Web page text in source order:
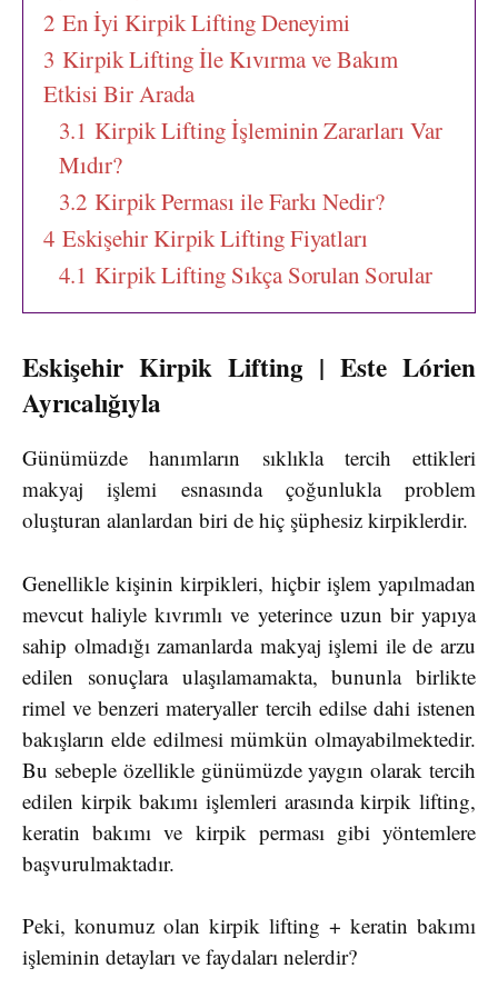
2 En İyi Kirpik Lifting Deneyimi
3 Kirpik Lifting İle Kıvırma ve Bakım
Etkisi Bir Arada
3.1 Kirpik Lifting İşleminin Zararları Var
Mıdır?
3.2 Kirpik Perması ile Farkı Nedir?
4 Eskişehir Kirpik Lifting Fiyatları
4.1 Kirpik Lifting Sıkça Sorulan Sorular
Eskişehir Kirpik Lifting | Este Lórien
Ayrıcalığıyla
Günümüzde hanımların sıklıkla tercih ettikleri
makyaj işlemi esnasında çoğunlukla problem
oluşturan alanlardan biri de hiç şüphesiz kirpiklerdir.
Genellikle kişinin kirpikleri, hiçbir işlem yapılmadan
mevcut haliyle kıvrımlı ve yeterince uzun bir yapıya
sahip olmadığı zamanlarda makyaj işlemi ile de arzu
edilen sonuçlara ulaşılamamakta, bununla birlikte
rimel ve benzeri materyaller tercih edilse dahi istenen
bakışların elde edilmesi mümkün olmayabilmektedir.
Bu sebeple özellikle günümüzde yaygın olarak tercih
edilen kirpik bakımı işlemleri arasında kirpik lifting,
keratin bakımı ve kirpik perması gibi yöntemlere
başvurulmaktadır.
Peki, konumuz olan kirpik lifting + keratin bakımı
işleminin detayları ve faydaları nelerdir?